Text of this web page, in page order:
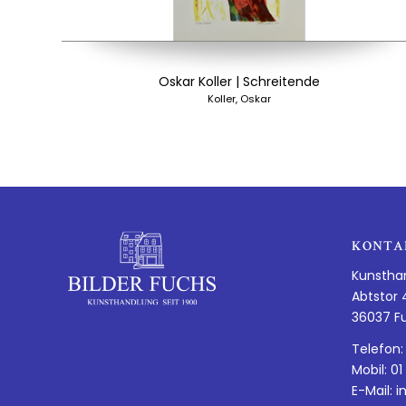
Oskar Koller | Schreitende
Koller, Oskar
Abtstor
36037
Mobil:
E-Mail: